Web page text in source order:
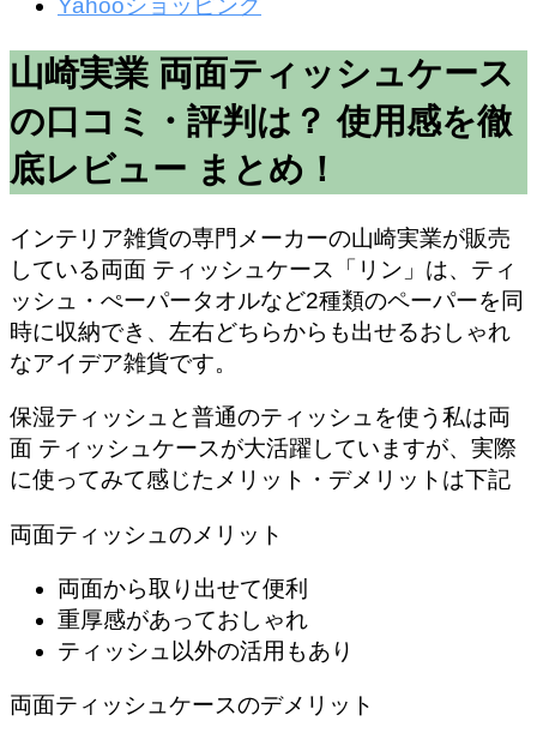
Yahooショッピング
山崎実業 両面ティッシュケース
の口コミ・評判は？ 使用感を徹
底レビュー まとめ！
インテリア雑貨の専門メーカーの山崎実業が販売
している両面 ティッシュケース「リン」は、ティ
ッシュ・ぺーパータオルなど2種類のペーパーを同
時に収納でき、左右どちらからも出せるおしゃれ
なアイデア雑貨です。
保湿ティッシュと普通のティッシュを使う私は両
面 ティッシュケースが大活躍していますが、実際
に使ってみて感じたメリット・デメリットは下記
両面ティッシュのメリット
両面から取り出せて便利
重厚感があっておしゃれ
ティッシュ以外の活用もあり
両面ティッシュケースのデメリット